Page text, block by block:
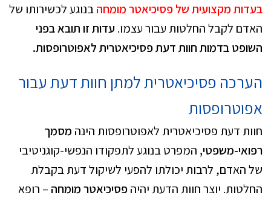
בעדות מקצועית של פסיכיאטר מומחהבנוגע לכשירותו של
האדם לקבל החלטות עבור עצמו. עדות זו תובא בפני
השופט בדמות חוות דעת פסיכיאטרית לאפוטרופסות.
הערכה פסיכיאטרית למתן חוות דעת עבור
אפוטרופסות
חוות דעת פסיכיאטרית לאפוטרופסות הינה מסמך
רפואי-משפטי, המפרט בנוגע לתפקודו הנפשי-קוגניטיבי
של האדם, לרבות יכולתו להפעי לשיקול דעת בקבלת
החלטות. יוצר חוות הדעת יהיהפסיכיאטר מומחה – רופא